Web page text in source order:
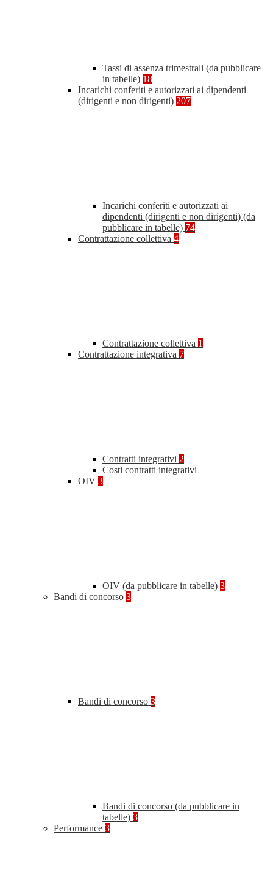
Tassi di assenza trimestrali (da pubblicare
in tabelle) 18
Incarichi conferiti e autorizzati ai dipendenti
(dirigenti e non dirigenti) 207
Incarichi conferiti e autorizzati ai
dipendenti (dirigenti e non dirigenti) (da
pubblicare in tabelle) 74
Contrattazione collettiva 4
Contrattazione collettiva 1
Contrattazione integrativa 7
Contratti integrativi 2
Costi contratti integrativi
OIV 3
OIV (da pubblicare in tabelle) 3
Bandi di concorso 3
Bandi di concorso 3
Bandi di concorso (da pubblicare in
tabelle) 3
Performance 3